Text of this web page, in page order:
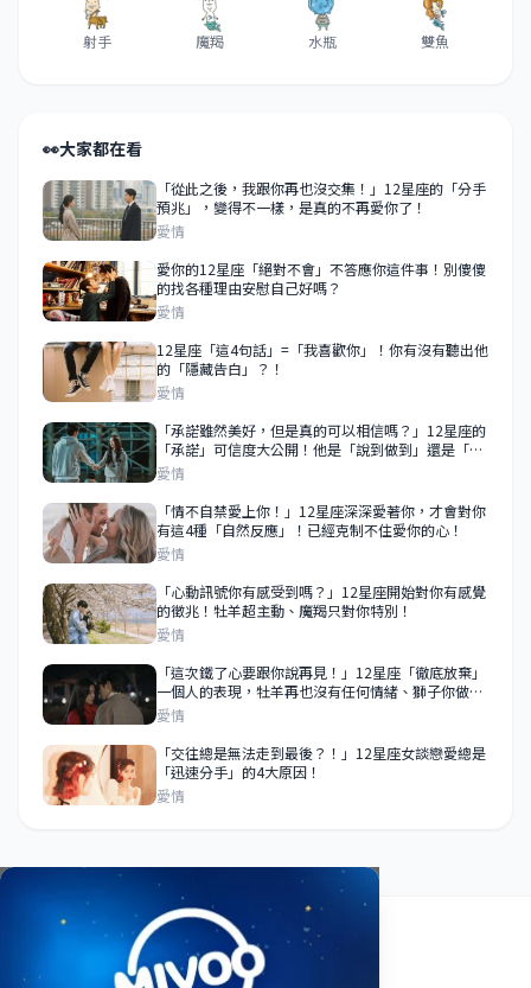
射手 魔羯 水瓶 雙魚
👀大家都在看
「從此之後，我跟你再也沒交集！」12星座的「分手
預兆」，變得不一樣，是真的不再愛你了！
愛情
愛你的12星座「絕對不會」不答應你這件事！別傻傻
的找各種理由安慰自己好嗎？
愛情
12星座「這4句話」=「我喜歡你」！你有沒有聽出他
的「隱藏告白」？！
愛情
「承諾雖然美好，但是真的可以相信嗎？」12星座的
「承諾」可信度大公開！他是「說到做到」還是「說
說而已」？
愛情
「情不自禁愛上你！」12星座深深愛著你，才會對你
有這4種「自然反應」！已經克制不住愛你的心！
愛情
「心動訊號你有感受到嗎？」12星座開始對你有感覺
的徵兆！牡羊超主動、魔羯只對你特別！
愛情
「這次鐵了心要跟你說再見！」12星座「徹底放棄」
一個人的表現，牡羊再也沒有任何情緒、獅子你做什
麼都無所謂！
愛情
「交往總是無法走到最後？！」12星座女談戀愛總是
「迅速分手」的4大原因！
愛情
關於我們使用條款 隱私政策聯絡我們